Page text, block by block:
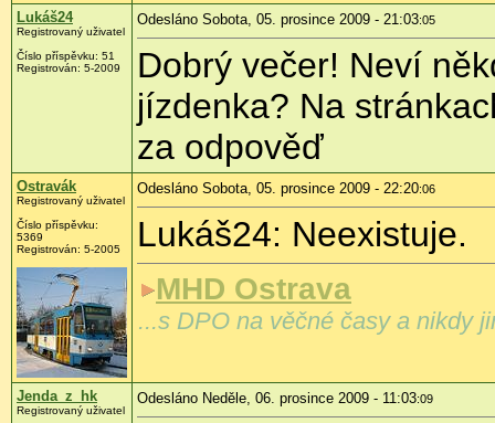
Lukáš24
Registrovaný uživatel
Číslo příspěvku: 51
Registrován: 5-2009
Odesláno Sobota, 05. prosince 2009 - 21:03:05
Dobrý večer! Neví
jízdenka? Na
za odpověď
Ostravák
Registrovaný uživatel
Číslo příspěvku:
5369
Registrován: 5-2005
Odesláno Sobota, 05. prosince 2009 - 22:20:06
Lukáš24: Neexistuje.
MHD Ostrava
...s DPO na věčné časy a nikdy
Jenda_z_hk
Registrovaný uživatel
Odesláno Neděle, 06. prosince 2009 - 11:03:09